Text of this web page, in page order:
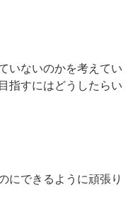
いないのかを考えてい
指すにはどうしたらい
にできるように頑張り